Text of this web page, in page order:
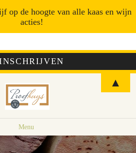
Menu
op de hoogte van alle kaas en wijn
acties!
▲